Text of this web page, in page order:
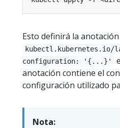
Esto definirá la anotación
kubectl.kubernetes.io/
configuration: '{...}'
anotación contiene el
configuración utilizado
Nota: